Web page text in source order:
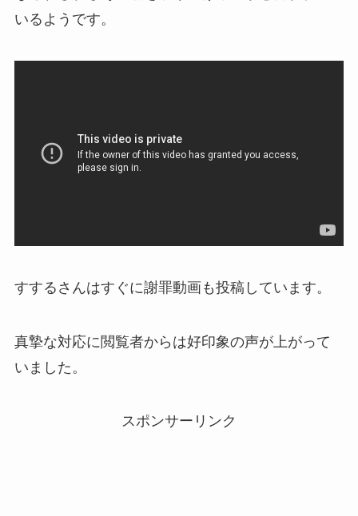
いるようです。
すするさんはすぐに謝罪動画も投稿しています。
真摯な対応に閲覧者からは好印象の声が上がって
いました。
スポンサーリンク